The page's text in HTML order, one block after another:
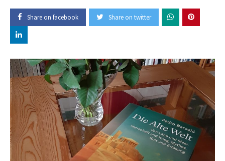
Share on facebook Share on twitter